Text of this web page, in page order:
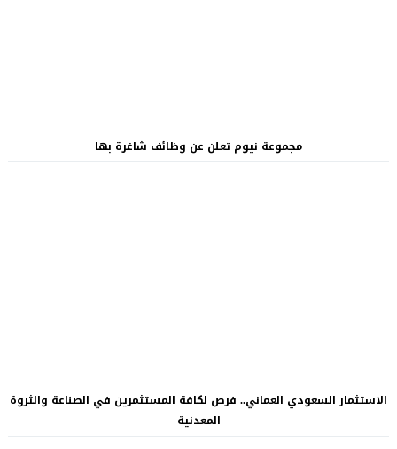
مجموعة نيوم تعلن عن وظائف شاغرة بها
الاستثمار السعودي العماني.. فرص لكافة المستثمرين في الصناعة والثروة
المعدنية